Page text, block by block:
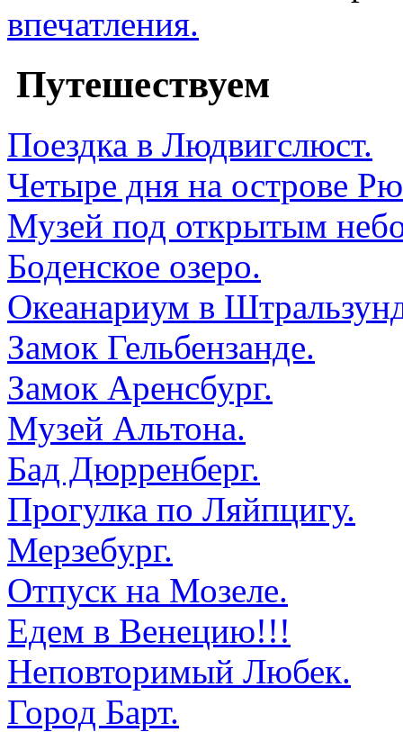
впечатления.
Путешествуем
Поездка в Людвигслюст.
Четыре дня на острове
Музей под открытым
Боденское озеро.
Океанариум в
Замок Гельбензанде.
Замок Аренсбург.
Музей Альтона.
Бад Дюрренберг.
Прогулка по Ляйпцигу.
Мерзебург.
Отпуск на Мозеле.
Едем в Венецию!!!
Неповторимый Любек.
Город Барт.